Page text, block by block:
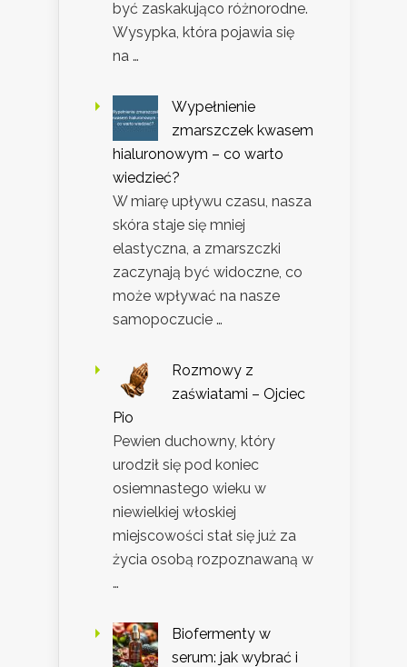
być zaskakująco różnorodne.
Wysypka, która pojawia się
na …
Wypełnienie
zmarszczek kwasem
hialuronowym – co warto
wiedzieć?
W miarę upływu czasu, nasza
skóra staje się mniej
elastyczna, a zmarszczki
zaczynają być widoczne, co
może wpływać na nasze
samopoczucie …
Rozmowy z
zaświatami – Ojciec
Pio
Pewien duchowny, który
urodził się pod koniec
osiemnastego wieku w
niewielkiej włoskiej
miejscowości stał się już za
życia osobą rozpoznawaną w
…
Biofermenty w
serum: jak wybrać i